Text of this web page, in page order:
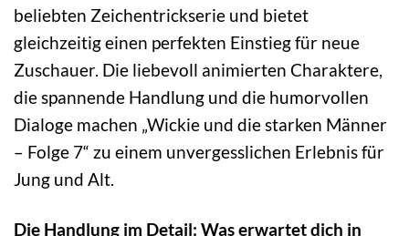
beliebten Zeichentrickserie und bietet
gleichzeitig einen perfekten Einstieg für neue
Zuschauer. Die liebevoll animierten Charaktere,
die spannende Handlung und die humorvollen
Dialoge machen „Wickie und die starken Männer
– Folge 7“ zu einem unvergesslichen Erlebnis für
Jung und Alt.
Die Handlung im Detail: Was erwartet dich in